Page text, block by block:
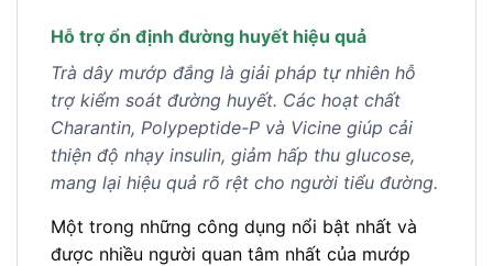
Hỗ trợ ổn định đường huyết hiệu quả
Trà dây mướp đắng là giải pháp tự nhiên hỗ
trợ kiểm soát đường huyết. Các hoạt chất
Charantin, Polypeptide-P và Vicine giúp cải
thiện độ nhạy insulin, giảm hấp thu glucose,
mang lại hiệu quả rõ rệt cho người tiểu đường.
Một trong những công dụng nổi bật nhất và
được nhiều người quan tâm nhất của mướp